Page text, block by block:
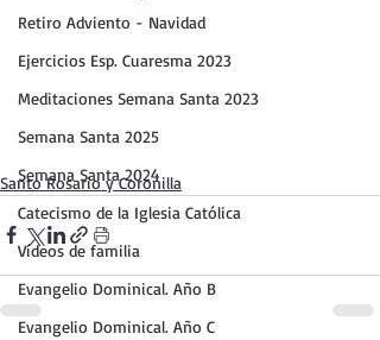
Retiro Adviento - Navidad
Ejercicios Esp. Cuaresma 2023
Meditaciones Semana Santa 2023
Semana Santa 2025
Semana Santa 2024
Catecismo de la Iglesia Católica
Vídeos de familia
Evangelio Dominical. Año B
Evangelio Dominical. Año C
Santo Rosario y Coronilla